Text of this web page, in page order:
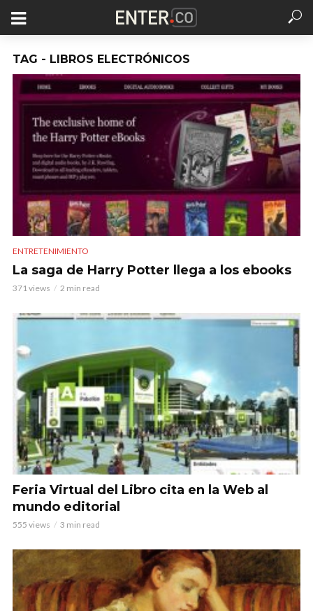
TAG - LIBROS ELECTRÓNICOS
ENTRETENIMIENTO
La saga de Harry Potter llega a los ebooks
371 views 2 min read
Feria Virtual del Libro cita en la Web al
mundo editorial
555 views 3 min read